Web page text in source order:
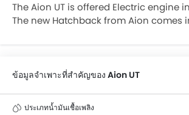
The Aion UT is offered Electric engine
The new Hatchback from Aion comes
wheelbase of 2750 mm.
ข้อมูลจำเพาะที่สำคัญของ Aion UT
ประเภทน้ำมันเชื้อเพลิง